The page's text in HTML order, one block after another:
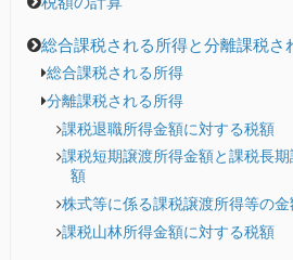
総合課税される所得と分離課税さ
総合課税される所得
分離課税される所得
課税退職所得金額に対する税額
課税短期譲渡所得金額と課税長
額
株式等に係る課税譲渡所得等の
課税山林所得金額に対する税額